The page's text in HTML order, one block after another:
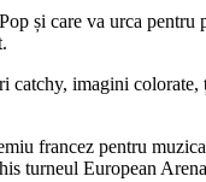
și care va urca
imagini
francez pentru
turneul European